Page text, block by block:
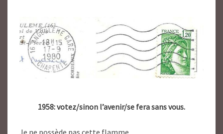
1958: votez/sinon l’avenir/se fera sans vous.
Je ne possède pas cette flamme.